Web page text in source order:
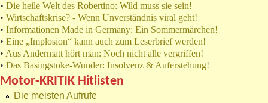
• Die heile Welt des Robertino: Wild muss sie sein!
• Wirtschaftskrise? - Wenn Unverständnis viral geht!
• Informationen Made in Germany: Ein Sommermärchen!
• Eine „Implosion“ kann auch zum Leserbrief werden!
• Aus Andermatt hört man: Noch nicht alle vergriffen!
• Das Basingstoke-Wunder: Insolvenz & Auferstehung!
Motor-KRITIK Hitlisten
Die meisten Aufrufe